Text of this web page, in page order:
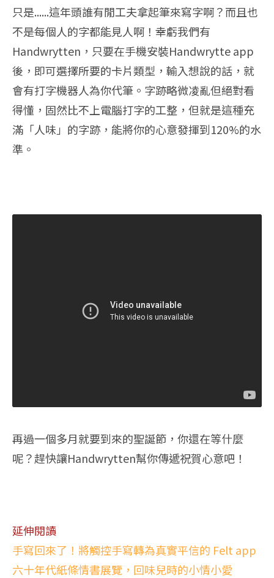
只是......這年頭誰有閒工夫拿起筆來寫字啊？而且也
不是每個人的字都能見人啊！幸虧我們有
Handwrytten，只要在手機安裝Handwrytte app
後，即可選擇所要的卡片類型，輸入想說的話，就
會有打字機器人為你代筆。字跡略微凌亂但絕對看
得懂，固然比不上電腦打字的工整，但就是這種充
滿「人味」的字跡，能將你的心意發揮到120%的水
準。
再過一個多月就要到來的聖誕節，你還在等什麼
呢？趕快讓Handwrytten幫你傳遞祝賀心意吧！
延伸閱讀
手寫回來了！將觸控手寫轉為真實平信的 Felt app
六十年代紙條情書展覽，回味兒時的小情小愛